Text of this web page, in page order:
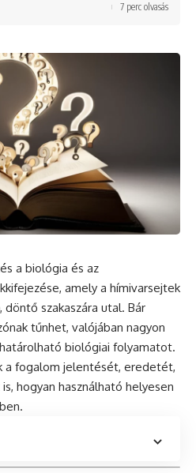
7 perc olvasás
a biológia és az
amely a hímivarsejtek
döntő szakaszára utal. Bár
tűnhet, valójában nagyon
biológiai folyamatot.
a fogalom jelentését, eredetét,
hogyan használható helyesen